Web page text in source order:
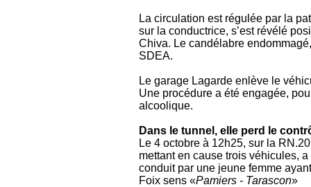
La circulation est régulée par la
sur la conductrice, s’est révélé
Chiva. Le candélabre
SDEA.
Le garage Lagarde enlève le
Une procédure a été engagée,
alcoolique.
Dans le tunnel, elle perd le
Le 4 octobre à 12h25, sur la
mettant en cause trois véhicules,
conduit par une jeune femme
Foix sens «Pamiers - Tarascon»